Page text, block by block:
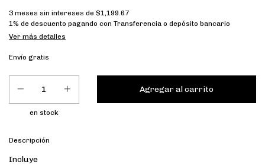
3 meses sin intereses de $1,199.67
1% de descuento pagando con Transferencia o depósito bancario
Ver más detalles
Envío gratis
en stock
Descripción
Incluye